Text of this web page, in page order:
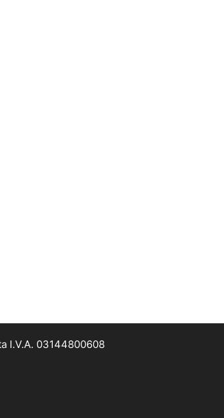
I.V.A. 03144800608